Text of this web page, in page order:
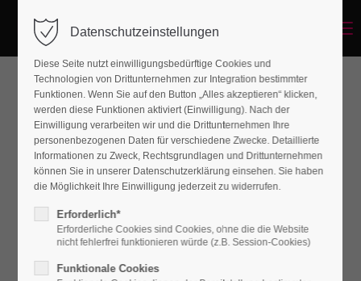
Slide every content
Lorem ipsum dolor sit amet, consectetuer
adipiscing elit. Aenean commodo ligula eget
dolor. Aenean massa.
Datenschutzeinstellungen
Diese Seite nutzt einwilligungsbedürftige Cookies und
Technologien von Drittunternehmen zur Integration bestimmter
Funktionen. Wenn Sie auf den Button „Alles akzeptieren“ klicken,
werden diese Funktionen aktiviert (Einwilligung). Nach der
Einwilligung verarbeiten wir und die Drittunternehmen Ihre
personenbezogenen Daten für verschiedene Zwecke. Detaillierte
Informationen zu Zweck, Rechtsgrundlagen und Drittunternehmen
können Sie in unserer Datenschutzerklärung einsehen. Sie haben
die Möglichkeit Ihre Einwilligung jederzeit zu widerrufen.
Erforderlich*
Erforderliche Cookies sind Cookies, ohne die die Website
nicht fehlerfrei funktionieren würde (z.B. Session-Cookies)
Funktionale Cookies